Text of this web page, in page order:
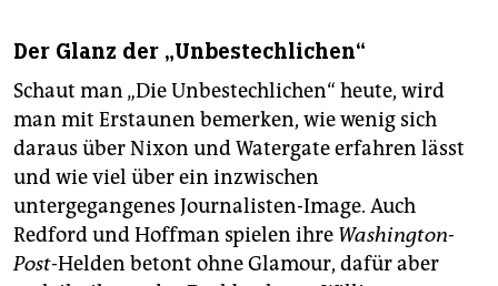
Der Glanz der „Unbestechlichen“
Schaut man „Die Unbestechlichen“ heute, wird
man mit Erstaunen bemerken, wie wenig sich
daraus über Nixon und Watergate erfahren lässt
und wie viel über ein inzwischen
untergegangenes Journalisten-Image. Auch
Redford und Hoffman spielen ihre Washington-
Post-Helden betont ohne Glamour, dafür aber